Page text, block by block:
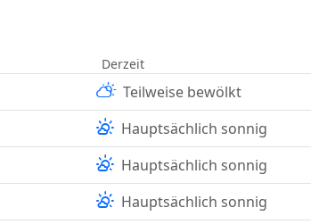
Derzeit
Teilweise bewölkt
Hauptsächlich sonnig
Hauptsächlich sonnig
Hauptsächlich sonnig